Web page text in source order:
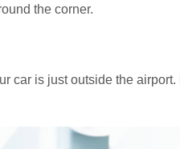
the corner.
car is just outside the